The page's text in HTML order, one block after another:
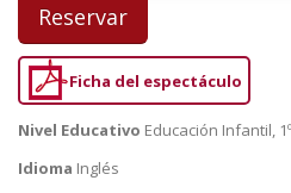
Reservar
Ficha del espectáculo
Nivel Educativo Educación Infantil,
Idioma Inglés